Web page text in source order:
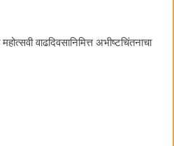
वाढदिवसानिमित्त अभीष्टचिंतनाचा